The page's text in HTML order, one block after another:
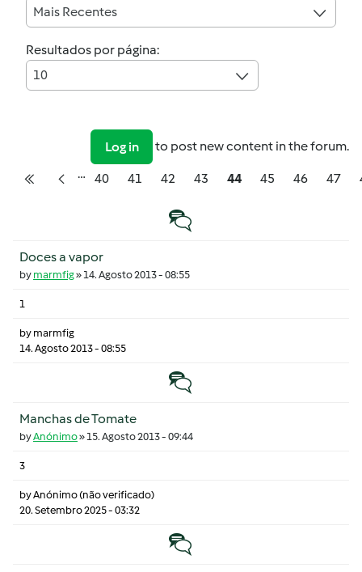
Mais Recentes
Resultados por página:
10
Log in to post new content in the forum.
Pagination
Primeira página
Página anterior
… Página
40 Página
41 Página
42 Página
43 Página
44 Página
45 Página
46 47
Tópico normal
Doces a vapor
by marmfig»14. Agosto 2013 - 08:55
1
by marmfig
14. Agosto 2013 - 08:55
Tópico normal
Manchas de Tomate
byAnónimo»15. Agosto 2013 - 09:44
3
byAnónimo (não verificado)
20. Setembro 2025 - 03:32
Tópico normal